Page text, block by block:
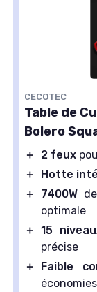
CECOTEC
Table de
Bolero
＋ 2 feux
＋
Hotte
＋
7400W
optimale
＋ 15
précise
＋
Faible